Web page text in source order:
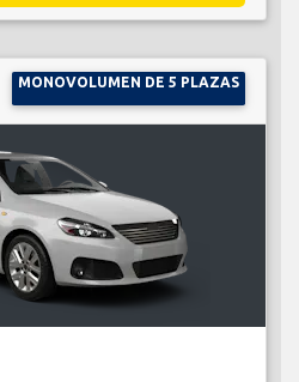
MONOVOLUMEN DE 5 PLAZAS